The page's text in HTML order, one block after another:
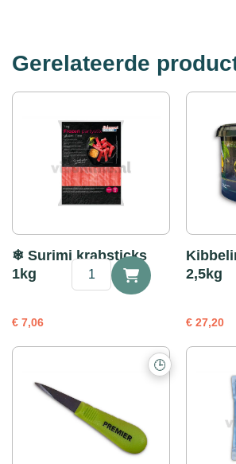
Gerelateerde
❄ Surimi krabsticks
1kg
€ 7,06
Surimi
krabsticks
2,5kg
€ 27,20
🕒